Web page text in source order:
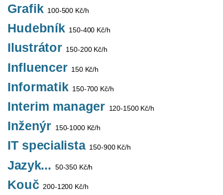
Grafik 100-500 Kč/h
Hudebník 150-400 Kč/h
Ilustrátor 150-200 Kč/h
Influencer150 Kč/h
Informatik 150-700 Kč/h
Interim manager 120-1500 Kč/h
Inženýr 150-1000 Kč/h
IT specialista150-900 Kč/h
Jazyk... 50-350 Kč/h
Kouč 200-1200 Kč/h